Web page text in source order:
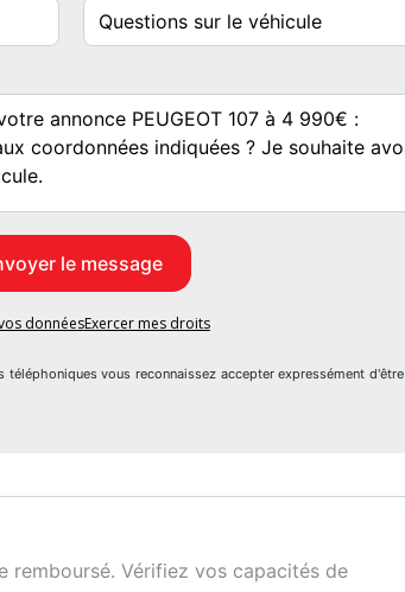
avec limiteurs d'effort
conducteur
donnéesExercer mes droits
vous reconnaissez accepter expressément d'être
remboursé. Vérifiez vos capacités de